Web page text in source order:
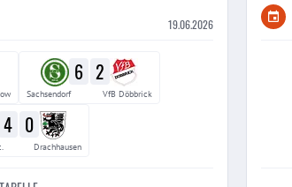
19.06.2026
6 2
Sachsendorf VfB Döbbrick
4 0
Drachhausen